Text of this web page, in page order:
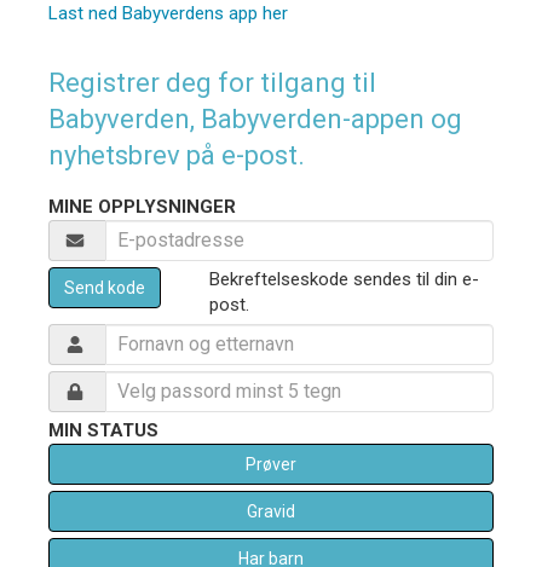
Last ned Babyverdens app her
Registrer deg for tilgang til
Babyverden, Babyverden-appen og
nyhetsbrev på e-post.
MINE OPPLYSNINGER
Send kode
Bekreftelseskode sendes til din e-
post.
MIN STATUS
Prøver
Gravid
Har barn